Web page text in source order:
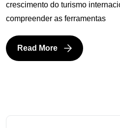
crescimento do turismo
compreender as ferramentas
Read More